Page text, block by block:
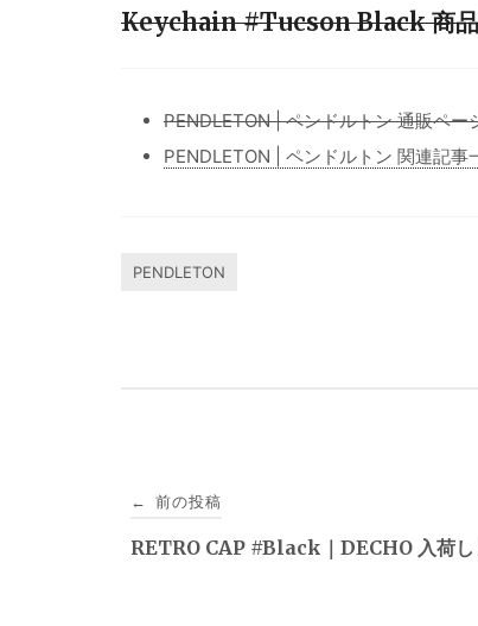
Keychain #Tucson Black 商品
PENDLETON | ペンドルトン 通販ペー
PENDLETON | ペンドルトン 関連記事
PENDLETON
稿
← 前の投稿
RETRO CAP #Black｜DECHO 入荷し